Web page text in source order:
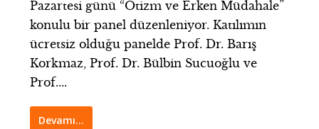
Pazartesi günü “Otizm ve Erken Müdahale”
konulu bir panel düzenleniyor. Katılımın
ücretsiz olduğu panelde Prof. Dr. Barış
Korkmaz, Prof. Dr. Bülbin Sucuoğlu ve
Prof....
Devamı…